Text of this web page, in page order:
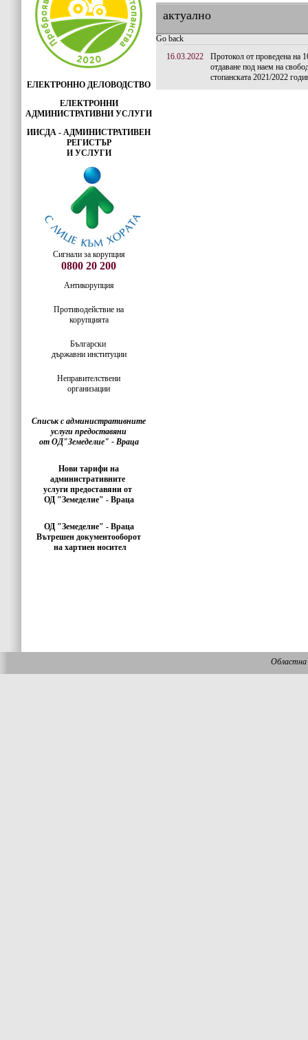
ЕЛЕКТРОННО ДЕЛОВОДСТВО
ЕЛЕКТРОННИ
АДМИНИСТРАТИВНИ УСЛУГИ
ИИСДА - АДМИНИСТРАТИВЕН
РЕГИСТЪР
И УСЛУГИ
Сигнали за корупция
0800 20 200
Антикорупция
Противодействие на
корупцията
Български
държавни институции
Неправителствени
организации
Списък с административните
услуги предоставяни
от ОД"Земеделие" - Враца
Нови тарифи на
административните
услуги предоставяни от
ОД "Земеделие" - Враца
ОД "Земеделие" - Враца
Вътрешен документооборот
на хартиен носител
актуално
Go back
16.03.2022
Протокол от проведена на
отдаване под наем на
стопанската 2021/2022
Областна